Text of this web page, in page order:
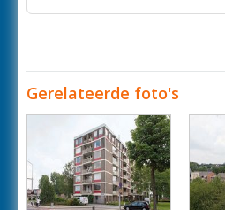
Gerelateerde foto's